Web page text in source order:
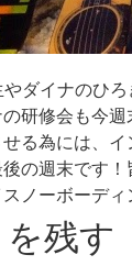
ダイナのひ
研修会も今
る為には、
の週末です
ノーボーディ
残す